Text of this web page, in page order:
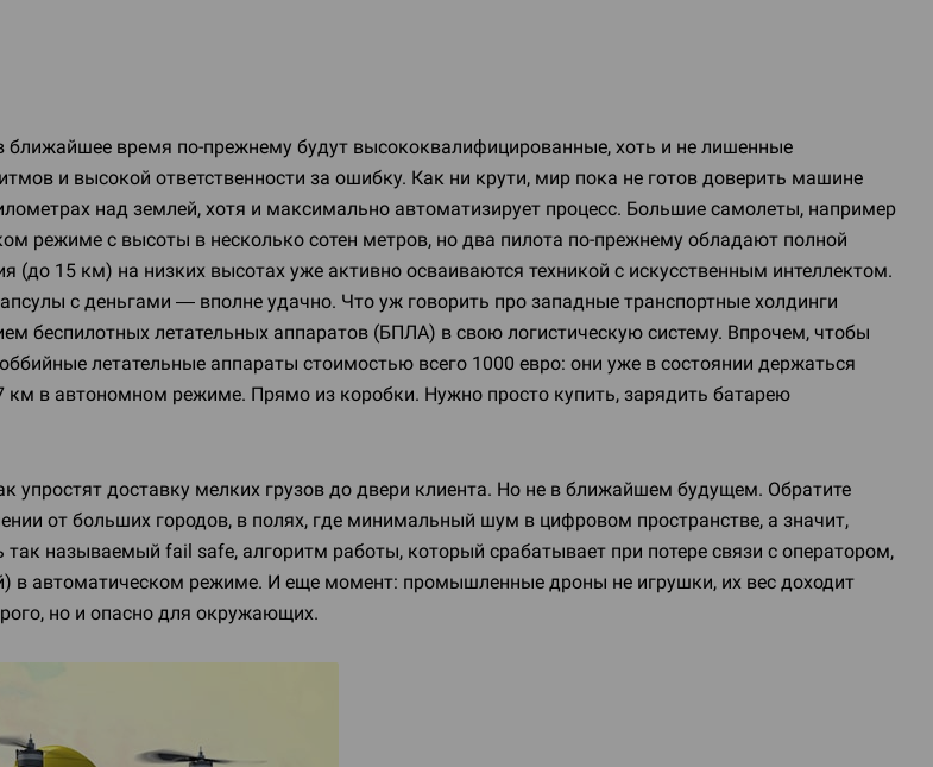
ближайшее время по-прежнему будут высококвалифицированные, хоть и не лишенные
и высокой ответственности за ошибку. Как ни крути, мир пока не готов доверить машине
над землей, хотя и максимально автоматизирует процесс. Большие самолеты, например
режиме с высоты в несколько сотен метров, но два пилота по-прежнему обладают полной
(до 15 км) на низких высотах уже активно осваиваются техникой с искусственным интеллектом.
с деньгами — вполне удачно. Что уж говорить про западные транспортные холдинги
беспилотных летательных аппаратов (БПЛА) в свою логистическую систему. Впрочем, чтобы
летательные аппараты стоимостью всего 1000 евро: они уже в состоянии держаться
км в автономном режиме. Прямо из коробки. Нужно просто купить, зарядить батарею
упростят доставку мелких грузов до двери клиента. Но не в ближайшем будущем. Обратите
от больших городов, в полях, где минимальный шум в цифровом пространстве, а значит,
называемый fail safe, алгоритм работы, который срабатывает при потере связи с оператором,
в автоматическом режиме. И еще момент: промышленные дроны не игрушки, их вес доходит
но и опасно для окружающих.